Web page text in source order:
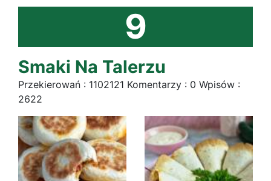
9
Smaki Na Talerzu
Przekierowań : 1102121 Komentarzy : 0 Wpisów :
2622